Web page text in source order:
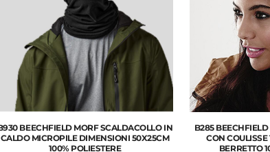
BEECHFIELD MORF SCALDACOLLO IN
CALDO MICROPILE DIMENSIONI 50X25CM
100% POLIESTERE
B285
CON
BERRETTO